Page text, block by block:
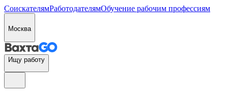
СоискателямРаботодателямОбучение рабочим профессиям
Москва
Ищу работу